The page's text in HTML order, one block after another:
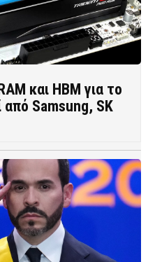
και HBM για το
Samsung, SK